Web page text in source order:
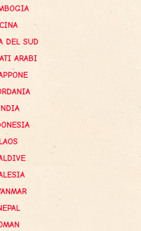
CINA
DEL SUD
ARABI
LAOS